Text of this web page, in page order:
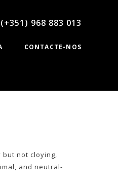
(+351) 968 883 013
CONTACTE-NOS
not cloying,
and neutral-